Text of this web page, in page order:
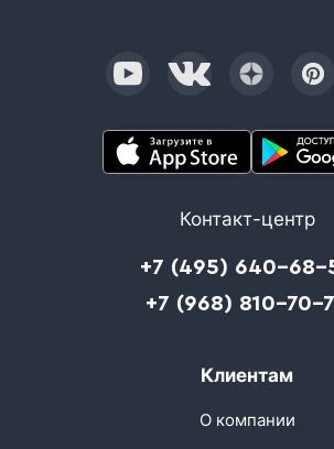
Контакт-центр
+7 (495) 640-68-
+7 (968) 810-70-
Клиентам
О компании